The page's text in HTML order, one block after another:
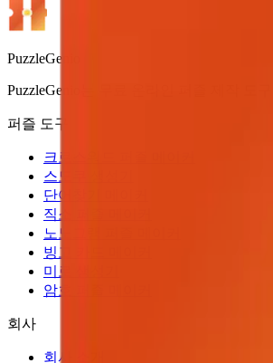
PuzzleGenio
PuzzleGenio는 무료 온라인 퍼즐 제작 도
퍼즐 도구
크로스워드 퍼즐 메이커
스도쿠 생성기
단어찾기 메이커
직소 퍼즐 메이커
노노그램 퍼즐 메이커
빙고 카드 메이커
미로 생성기
암호 퍼즐 메이커
회사
회사 소개